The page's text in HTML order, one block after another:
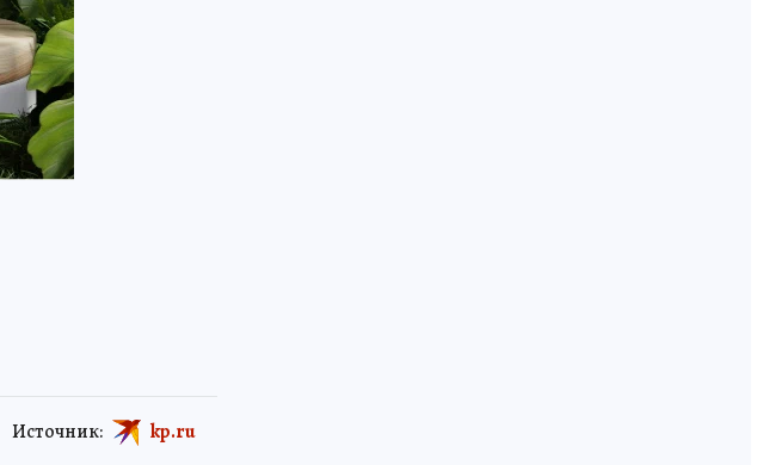
Источник: kp.ru